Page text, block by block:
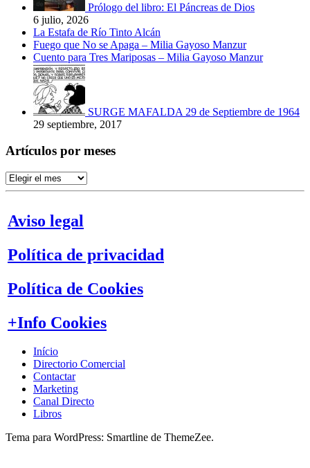
Prólogo del libro: El Páncreas de Dios
6 julio, 2026
La Estafa de Río Tinto Alcán
Fuego que No se Apaga – Milia Gayoso Manzur
Cuento para Tres Mariposas – Milia Gayoso Manzur
SURGE MAFALDA 29 de Septiembre de 1964
29 septiembre, 2017
Artículos por meses
Artículos
por
Aviso legal
Política de privacidad
Política de Cookies
+Info Cookies
Início
Directorio Comercial
Contactar
Marketing
Canal Directo
Libros
Tema para WordPress: Smartline de ThemeZee.